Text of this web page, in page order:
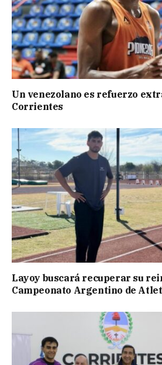
Un venezolano es refuerzo
Corrientes
Layoy buscará recuperar su
Campeonato Argentino de